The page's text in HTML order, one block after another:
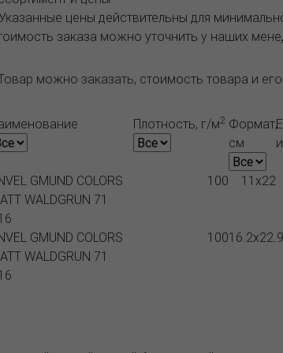
цены действительны для
заказа можно уточнить у наших
можно заказать, стоимость товара и
Плотность, г/м2 Формат,
см
GMUND COLORS
WALDGRUN 71
100 11x22
GMUND COLORS
WALDGRUN 71
10016.2x22.9